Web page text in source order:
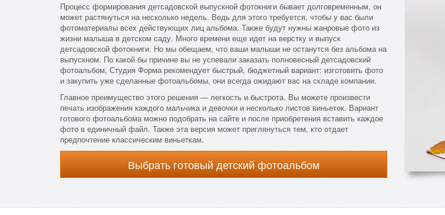
Процесс формирования детсадовской выпускной фотокниги бывает долговременным, он
может растянуться на несколько недель. Ведь для этого требуется, чтобы у вас были
фотоматериалы всех действующих лиц альбома. Также будут нужны жанровые фото из
жизни малыша в детском саду. Много времени еще идет на верстку и выпуск
детсадовской фотокниги. Но мы обещаем, что ваши малыши не останутся без альбома на
выпускном. По какой бы причине вы не успевали заказать полновесный детсадовский
фотоальбом, Студия Форма рекомендует быстрый, бюджетный вариант: изготовить фото
и закупить уже сделанные фотоальбомы, они всегда ожидают вас на складе компании.
Главное преимущество этого решения — легкость и быстрота. Вы можете произвести
печать изображения каждого мальчика и девочки и несколько листов виньеток. Вариант
готового фотоальбома можно подобрать на сайте и после приобретения вставить каждое
фото в единичный файл. Также эта версия может приглянуться тем, кто отдает
предпочтение классическим виньеткам.
Выбрать готовый детский фотоальбом